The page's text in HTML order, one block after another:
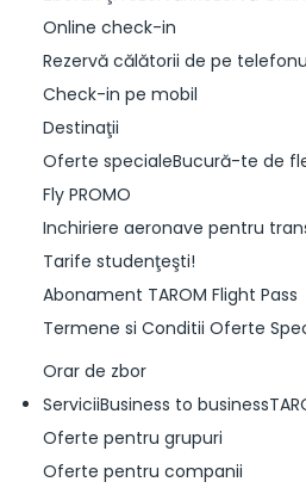
Online check-in
Rezervă călătorii de pe
Check-in pe mobil
Destinaţii
Oferte specialeBucură-te de
Fly PROMO
Inchiriere aeronave pentru
Tarife studenţeşti!
Abonament TAROM Flight Pass
Termene si Conditii Oferte
Orar de zbor
ServiciiBusiness to
Oferte pentru grupuri
Oferte pentru companii